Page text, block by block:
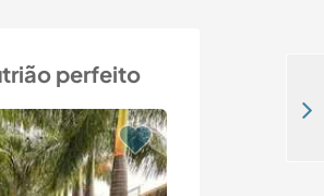
perfeito